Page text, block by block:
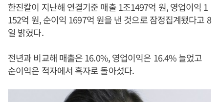
한진칼이 지난해 연결기준 매출 1조1497억 원, 영업이익 1
152억 원, 순이익 1697억 원을 낸 것으로 잠정집계됐다고 8
일 밝혔다.
전년과 비교해 매출은 16.0%, 영업이익은 16.4% 늘었고
순이익은 적자에서 흑자로 돌아섰다.